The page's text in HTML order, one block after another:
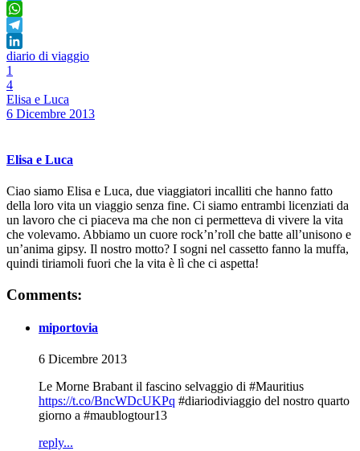
Twitter
WhatsApp
Telegram
LinkedIn
diario di viaggio
1
4
Elisa e Luca
6 Dicembre 2013
Elisa e Luca
Ciao siamo Elisa e Luca, due viaggiatori incalliti che hanno fatto
della loro vita un viaggio senza fine. Ci siamo entrambi licenziati da
un lavoro che ci piaceva ma che non ci permetteva di vivere la vita
che volevamo. Abbiamo un cuore rock’n’roll che batte all’unisono e
un’anima gipsy. Il nostro motto? I sogni nel cassetto fanno la muffa,
quindi tiriamoli fuori che la vita è lì che ci aspetta!
Comments:
miportovia
6 Dicembre 2013
Le Morne Brabant il fascino selvaggio di #Mauritius
https://t.co/BncWDcUKPq #diariodiviaggio del nostro quarto
giorno a #maublogtour13
reply...